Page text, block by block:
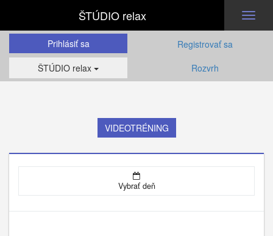
ŠTÚDIO relax
Prihlásiť sa
Registrovať sa
ŠTÚDIO relax
Rozvrh
VIDEOTRÉNING
Vybrať deň